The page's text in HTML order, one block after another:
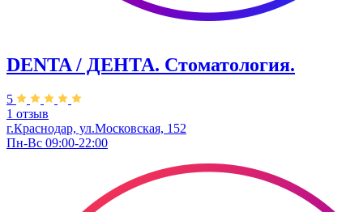
DENTA / ДЕНТА. Стоматология.
5
1 отзыв
г.Краснодар, ул.Московская, 152
Пн-Вс 09:00-22:00